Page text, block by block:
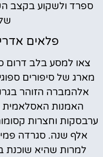
ספרד ולשקוע בקצב
פלאים
צאו למסע בלב
מארג של סיפורים
אלהמברה הזוהר
האמנות האסלאמית
ערבסקות וחצרות
אלף שנה. סגרדה
למרות שהיא שוכנת